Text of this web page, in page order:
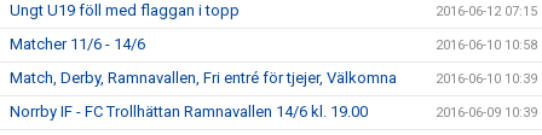
Ungt U19 föll med flaggan i topp 2016-06-12 07:15
Matcher 11/6 - 14/6 2016-06-10 10:58
Match, Derby, Ramnavallen, Fri entré för tjejer, Välkomna 2016-06-10 10:39
Norrby IF - FC Trollhättan Ramnavallen 14/6 kl. 19.00 2016-06-09 10:39